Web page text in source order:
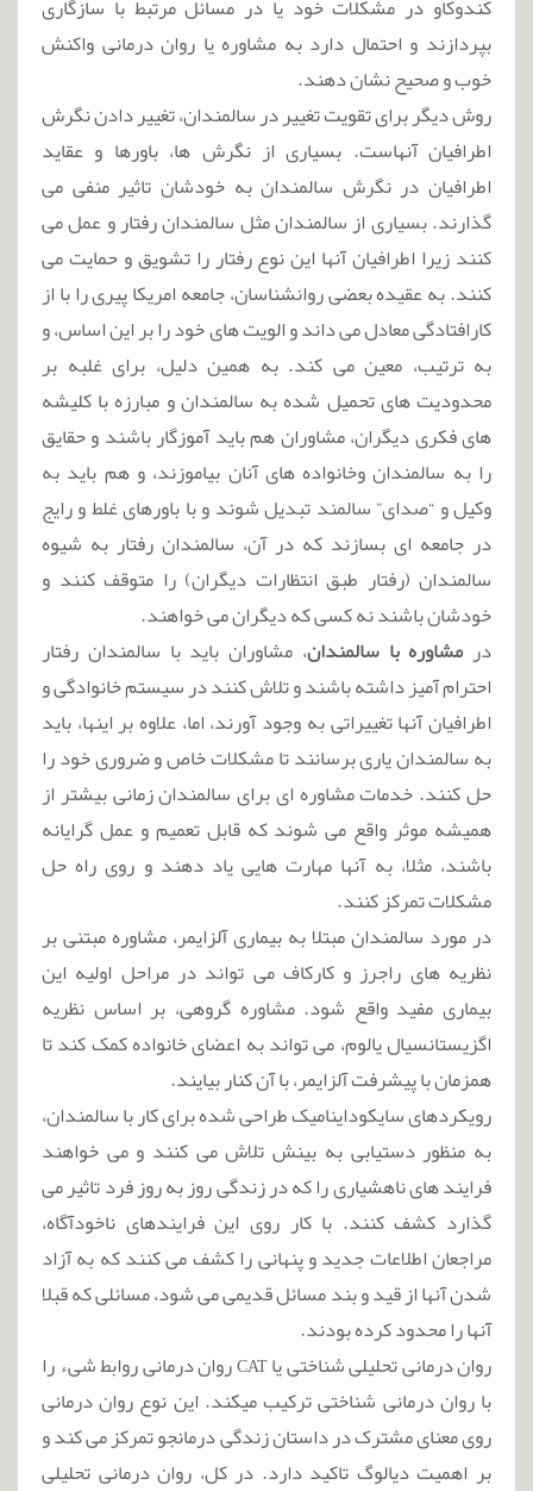
کندوکاو در مشکلات خود یا در مسائل مرتبط با سازگاری
بپردازند و احتمال دارد به مشاوره یا روان درمانی واکنش
خوب و صحیح نشان دهند.
روش دیگر برای تقویت تغییر در سالمندان، تغییر دادن نگرش
اطرافیان آنهاست. بسیاری از نگرش ها، باورها و عقاید
اطرافیان در نگرش سالمندان به خودشان تاثیر منفی می
گذارند. بسیاری از سالمندان مثل سالمندان رفتار و عمل می
کنند زیرا اطرافیان آنها این نوع رفتار را تشویق و حمایت می
کنند. به عقیده بعضی روانشناسان، جامعه امریکا پیری را با از
کارافتادگی معادل می داند و الویت های خود را بر این اساس، و
به ترتیب، معین می کند. به همین دلیل، برای غلبه بر
محدودیت های تحمیل شده به سالمندان و مبارزه با کلیشه
های فکری دیگران، مشاوران هم باید آموزگار باشند و حقایق
را به سالمندان وخانواده های آنان بیاموزند، و هم باید به
وکیل و “صدای” سالمند تبدیل شوند و با باورهای غلط و رایج
در جامعه ای بسازند که در آن، سالمندان رفتار به شیوه
سالمندان (رفتار طبق انتظارات دیگران) را متوقف کنند و
خودشان باشند نه کسی که دیگران می خواهند.
در مشاوره با سالمندان، مشاوران باید با سالمندان رفتار
احترام آمیز داشته باشند و تلاش کنند در سیستم خانوادگی و
اطرافیان آنها تغییراتی به وجود آورند، اما، علاوه بر اینها، باید
به سالمندان یاری برسانند تا مشکلات خاص و ضروری خود را
حل کنند. خدمات مشاوره ای برای سالمندان زمانی بیشتر از
همیشه موثر واقع می شوند که قابل تعمیم و عمل گرایانه
باشند، مثلا، به آنها مهارت هایی یاد دهند و روی راه حل
مشکلات تمرکز کنند.
در مورد سالمندان مبتلا به بیماری آلزایمر، مشاوره مبتنی بر
نظریه های راجرز و کارکاف می تواند در مراحل اولیه این
بیماری مفید واقع شود. مشاوره گروهی، بر اساس نظریه
اگزیستانسیال یالوم، می تواند به اعضای خانواده کمک کند تا
همزمان با پیشرفت آلزایمر، با آن کنار بیایند.
رویکردهای سایکوداینامیک طراحی شده برای کار با سالمندان،
به منظور دستیابی به بینش تلاش می کنند و می خواهند
فرایند های ناهشیاری را که در زندگی روز به روز فرد تاثیر می
گذارد کشف کنند. با کار روی این فرایندهای ناخودآگاه،
مراجعان اطلاعات جدید و پنهانی را کشف می کنند که به آزاد
شدن آنها از قید و بند مسائل قدیمی می شود، مسائلی که قبلا
آنها را محدود کرده بودند.
روان درمانی تحلیلی شناختی یا CAT روان درمانی روابط شیء را
با روان درمانی شناختی ترکیب میکند. این نوع روان درمانی
روی معنای مشترک در داستان زندگی درمانجو تمرکز می کند و
بر اهمیت دیالوگ تاکید دارد. در کل، روان درمانی تحلیلی